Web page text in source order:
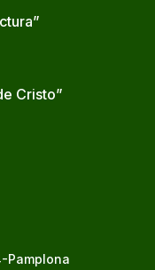
Cristo”
Pamplona